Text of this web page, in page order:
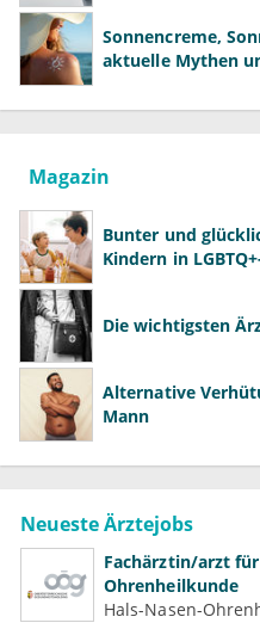
Sonnencreme,
aktuelle Mythen
Magazin
Bunter und
Kindern in
Die wichtigsten
Alternative
Mann
Neueste Ärztejobs
Fachärztin/arzt
Ohrenheilkunde
Hals-Nasen-